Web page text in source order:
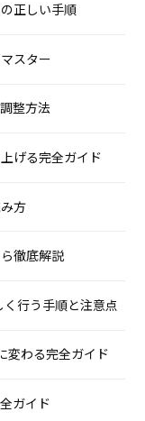
正しい手順
スター
整方法
げる完全ガイド
方
徹底解説
行う手順と注意点
変わる完全ガイド
ガイド